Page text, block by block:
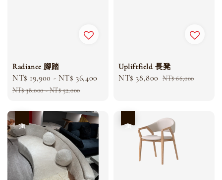
Radiance 腳踏
Sale
price
NT$ 19,900 - NT$ 36,400
Regular
NT$ 38,000-NT$ 52,000
Upliftfield 長凳
Sale
NT$ 38,800 Regular
NT$ 66,000